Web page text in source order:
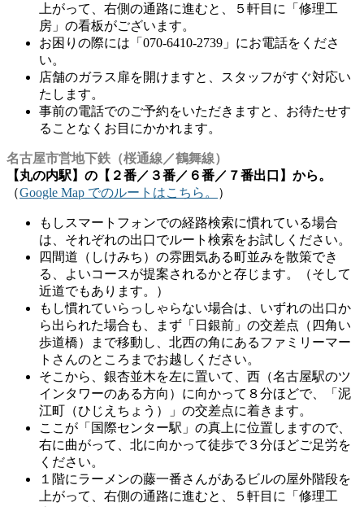
上がって、右側の通路に進むと、５軒目に「修理工
房」の看板がございます。
お困りの際には「070-6410-2739」にお電話をくださ
い。
店舗のガラス扉を開けますと、スタッフがすぐ対応い
たします。
事前の電話でのご予約をいただきますと、お待たせす
ることなくお目にかかれます。
名古屋市営地下鉄（桜通線／鶴舞線）
【丸の内駅】の【２番／３番／６番／７番出口】から。
（Google Map でのルートはこちら。 ）
もしスマートフォンでの経路検索に慣れている場合
は、それぞれの出口でルート検索をお試しください。
四間道（しけみち）の雰囲気ある町並みを散策でき
る、よいコースが提案されるかと存じます。（そして
近道でもあります。）
もし慣れていらっしゃらない場合は、いずれの出口か
ら出られた場合も、まず「日銀前」の交差点（四角い
歩道橋）まで移動し、北西の角にあるファミリーマー
トさんのところまでお越しください。
そこから、銀杏並木を左に置いて、西（名古屋駅のツ
インタワーのある方向）に向かって８分ほどで、「泥
江町（ひじえちょう）」の交差点に着きます。
ここが「国際センター駅」の真上に位置しますので、
右に曲がって、北に向かって徒歩で３分ほどご足労を
ください。
１階にラーメンの藤一番さんがあるビルの屋外階段を
上がって、右側の通路に進むと、５軒目に「修理工